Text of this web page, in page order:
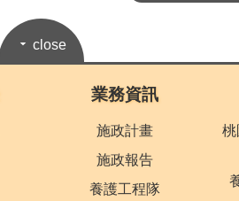
close
業務資訊
施政計畫
施政報告
養護工程隊
桃